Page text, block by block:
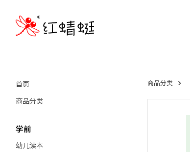
首页
商品分类
学前
幼儿读本
商品分类